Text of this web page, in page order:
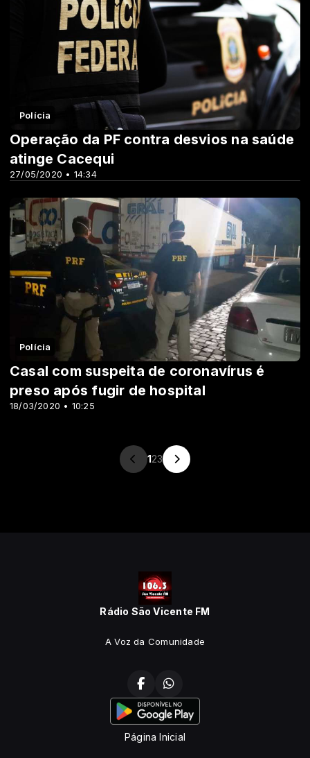
Polícia
27/05/2020 • 14:34
Operação da PF contra desvios na saúde
atinge Cacequi
Polícia
18/03/2020 • 10:25
Casal com suspeita de coronavírus é
preso após fugir de hospital
123
Rádio São Vicente FM
A Voz da Comunidade
Página Inicial